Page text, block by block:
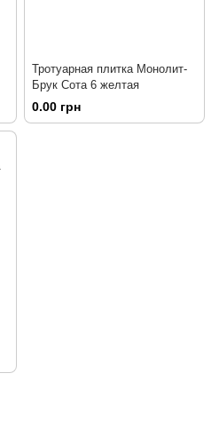
Тротуарная плитка Монолит-
Брук Сота 6 желтая
0.00 грн